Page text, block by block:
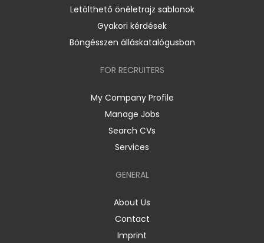
Letölthető önéletrajz sablonok
Gyakori kérdések
Böngésszen álláskatalógusban
FOR RECRUITERS
My Company Profile
Manage Jobs
Search CVs
Services
GENERAL
About Us
Contact
Imprint